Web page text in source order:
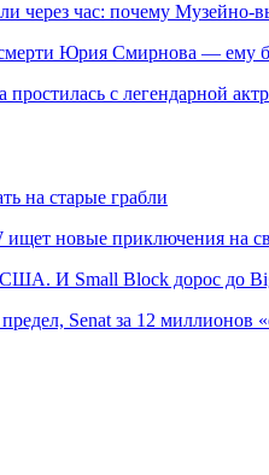
через час: почему Музейно-
Юрия Смирнова — ему
с легендарной
на старые грабли
ищет новые приключения на
США. И Small Block дорос до
Senat за 12